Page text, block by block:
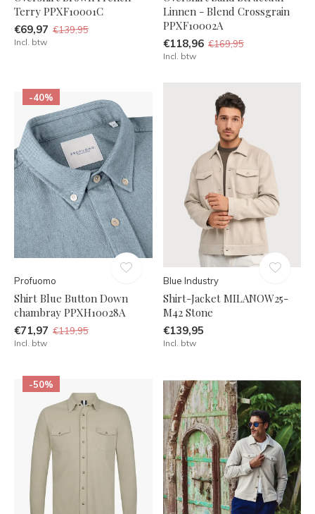
Terry PPXF10001C
€69,97 €139,95
Incl. btw
Linnen - Blend Crossgrain
PPXF10002A
€118,96 €169,95
Incl. btw
-40%
Profuomo
Shirt Blue Button Down
chambray PPXH10028A
€71,97 €119,95
Incl. btw
Blue Industry
Shirt-Jacket MILANOW25-
M42 Stone
€139,95
Incl. btw
-50%